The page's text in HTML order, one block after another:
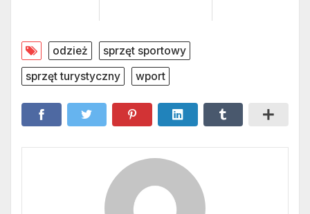
odzież
sprzęt sportowy
sprzęt turystyczny
wport